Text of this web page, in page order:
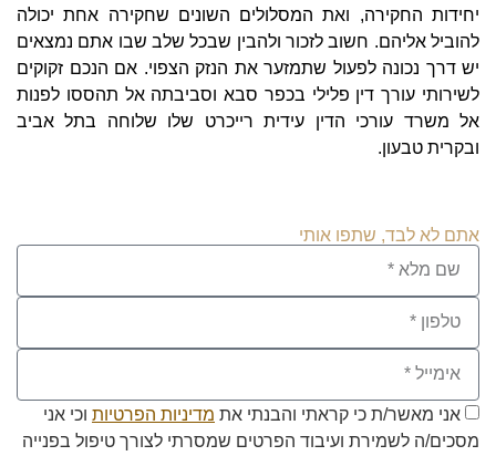
יחידות החקירה, ואת המסלולים השונים שחקירה אחת יכולה
להוביל אליהם. חשוב לזכור ולהבין שבכל שלב שבו אתם נמצאים
יש דרך נכונה לפעול שתמזער את הנזק הצפוי. אם הנכם זקוקים
לשירותי עורך דין פלילי בכפר סבא וסביבתה אל תהססו לפנות
אל משרד עורכי הדין עידית רייכרט שלו שלוחה בתל אביב
ובקרית טבעון.
אתם לא לבד, שתפו אותי ​
אני מאשר/ת כי קראתי והבנתי את מדיניות הפרטיות וכי אני
מסכים/ה לשמירת ועיבוד הפרטים שמסרתי לצורך טיפול בפנייה